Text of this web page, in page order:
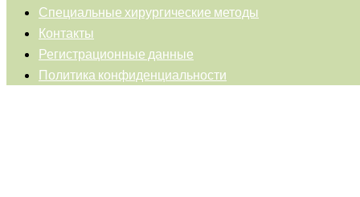
Специальные хирургические методы
Контакты
Регистрационные данные
Политика конфиденциальности